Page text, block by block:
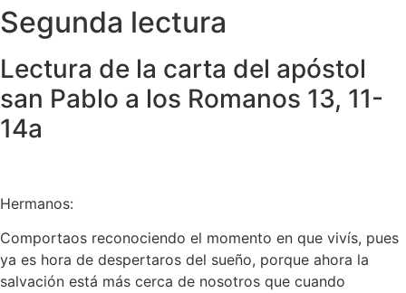
Segunda lectura
Lectura de la carta del apóstol
san Pablo a los Romanos 13, 11-
14a
Hermanos:
Comportaos reconociendo el momento en que vivís, pues
ya es hora de despertaros del sueño, porque ahora la
salvación está más cerca de nosotros que cuando